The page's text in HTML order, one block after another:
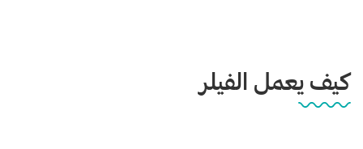
كيف يعمل الفيلر